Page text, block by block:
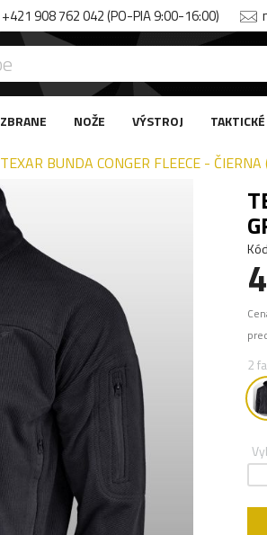
+421 908 762 042 (PO-PIA 9:00-16:00)
ZBRANE NOŽE VÝSTROJ
TEXAR BUNDA CONGER FLEECE - ČIERNA
2